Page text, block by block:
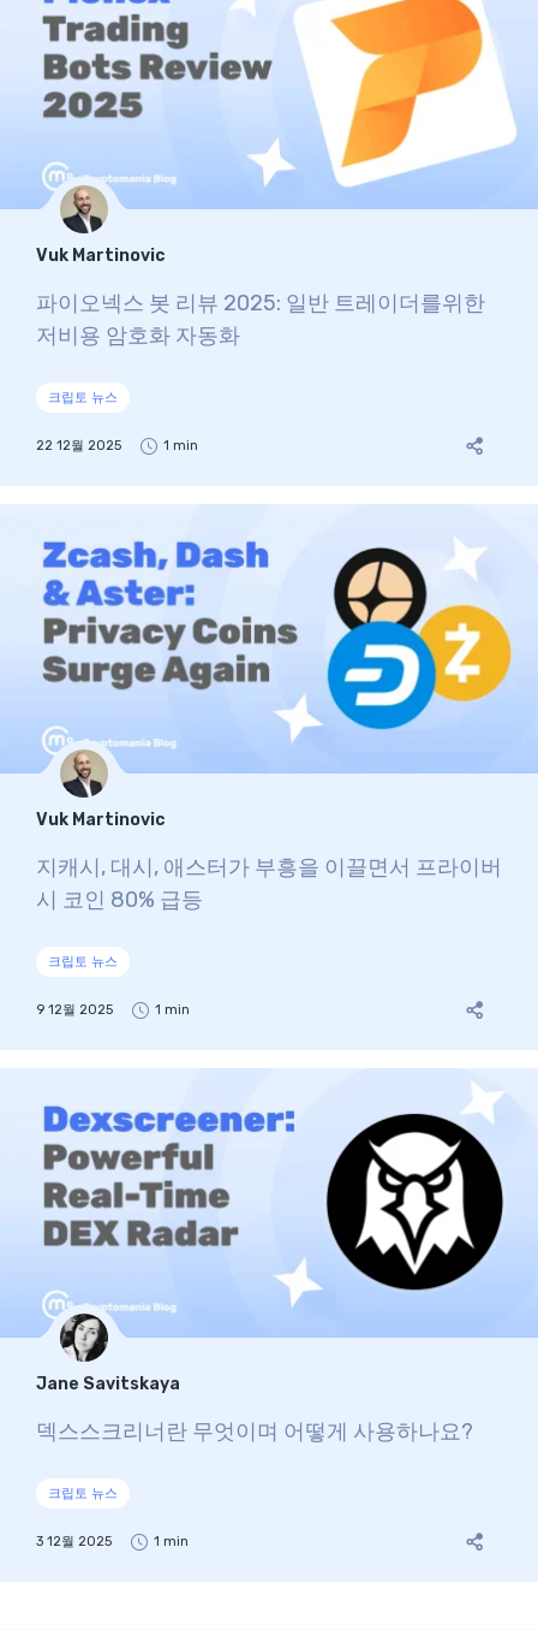
Vuk Martinovic
파이오넥스 봇 리뷰 2025: 일반 트레이더를위한
저비용 암호화 자동화
크립토 뉴스
22 12월 2025 1 min
Vuk Martinovic
지캐시, 대시, 애스터가 부흥을 이끌면서 프라이버
시 코인 80% 급등
크립토 뉴스
9 12월 2025 1 min
Jane Savitskaya
덱스스크리너란 무엇이며 어떻게 사용하나요?
크립토 뉴스
3 12월 2025 1 min